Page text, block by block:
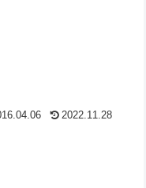
2022.11.28